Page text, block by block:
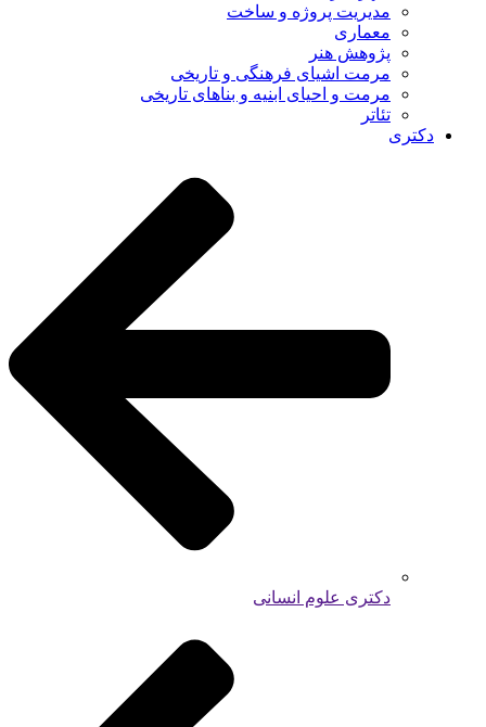
مدیریت پروژه و ساخت
معماری
پژوهش هنر
مرمت اشیای فرهنگی و تاریخی
مرمت و احیای ابنیه و بناهای تاریخی
تئاتر
دکتری
دکتری علوم انسانی